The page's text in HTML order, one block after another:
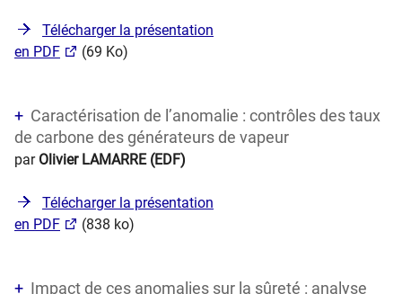
Télécharger la présentation
en PDF
(69 Ko)
Caractérisati​on de l’anomalie : contrôles des taux
de carbone des générateurs de vapeur
par Olivier LAMARRE (EDF)
Télécharger la présentation
en PDF
(838 ko)
Impact de ces anomalies sur la sûreté : analyse